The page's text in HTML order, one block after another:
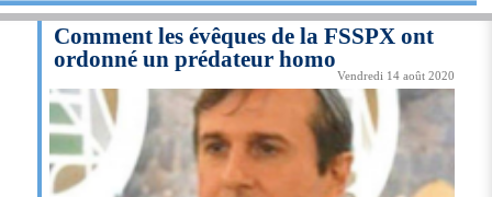
Comment les évêques de la FSSPX ont
ordonné un prédateur homo
Vendredi 14 août 2020